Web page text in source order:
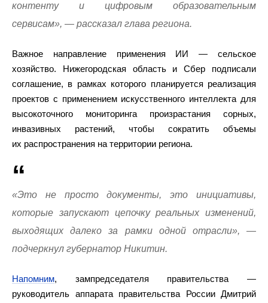
контенту и цифровым образовательным
сервисам», — рассказал глава региона.
Важное направление применения ИИ — сельское
хозяйство. Нижегородская область и Сбер подписали
соглашение, в рамках которого планируется реализация
проектов с применением искусственного интеллекта для
высокоточного мониторинга произрастания сорных,
инвазивных растений, чтобы сократить объемы
их распространения на территории региона.
«Это не просто документы, это инициативы,
которые запускают цепочку реальных изменений,
выходящих далеко за рамки одной отрасли», —
подчеркнул губернатор Никитин.
Напомним, зампредседателя правительства —
руководитель аппарата правительства России Дмитрий